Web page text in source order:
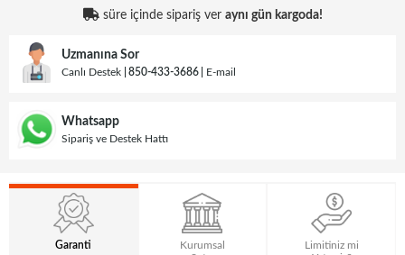
süre içinde sipariş ver aynı gün kargoda!
Uzmanına Sor
Canlı Destek 850-433-3686 E-mail
Whatsapp
Sipariş ve Destek Hattı
Garanti
Kurumsal
Limitiniz mi